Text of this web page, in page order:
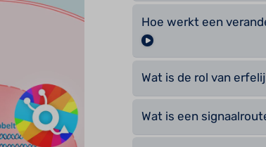
Hoe werkt een
Wat is de rol van
Wat is een